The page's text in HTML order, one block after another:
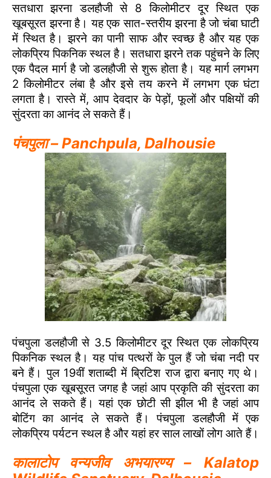
सतधारा झरना डलहौजी से 8 किलोमीटर दूर स्थित एक
खूबसूरत झरना है। यह एक सात-स्तरीय झरना है जो चंबा घाटी
में स्थित है। झरने का पानी साफ और स्वच्छ है और यह एक
लोकप्रिय पिकनिक स्थल है। सतधारा झरने तक पहुंचने के लिए
एक पैदल मार्ग है जो डलहौजी से शुरू होता है। यह मार्ग लगभग
2 किलोमीटर लंबा है और इसे तय करने में लगभग एक घंटा
लगता है। रास्ते में, आप देवदार के पेड़ों, फूलों और पक्षियों की
सुंदरता का आनंद ले सकते हैं।
पंचपुला – Panchpula, Dalhousie
पंचपुला डलहौजी से 3.5 किलोमीटर दूर स्थित एक लोकप्रिय
पिकनिक स्थल है। यह पांच पत्थरों के पुल हैं जो चंबा नदी पर
बने हैं। पुल 19वीं शताब्दी में ब्रिटिश राज द्वारा बनाए गए थे।
पंचपुला एक खूबसूरत जगह है जहां आप प्रकृति की सुंदरता का
आनंद ले सकते हैं। यहां एक छोटी सी झील भी है जहां आप
बोटिंग का आनंद ले सकते हैं। पंचपुला डलहौजी में एक
लोकप्रिय पर्यटन स्थल है और यहां हर साल लाखों लोग आते हैं।
कालाटोप वन्यजीव अभयारण्य – Kalatop